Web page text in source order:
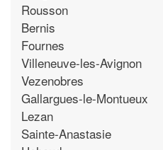
Rousson
Bernis
Fournes
Villeneuve-les-Avignon
Vezenobres
Gallargues-le-Montueux
Lezan
Sainte-Anastasie